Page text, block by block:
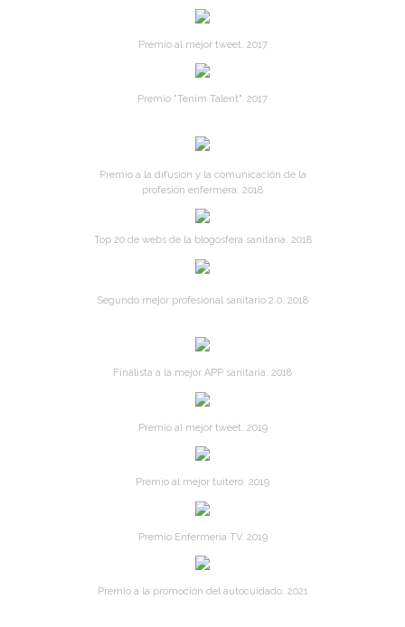
Premio al mejor tweet. 2017
Premio "Tenim Talent". 2017
Premio a la difusión y la comunicación de la
profesión enfermera. 2018
Top 20 de webs de la blogosfera sanitaria. 2018
Segundo mejor profesional sanitario 2.0. 2018
Finalista a la mejor APP sanitaria. 2018
Premio al mejor tweet. 2019
Premio al mejor tuitero. 2019
Premio Enfermería TV. 2019
Premio a la promoción del autocuidado. 2021